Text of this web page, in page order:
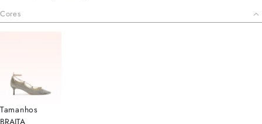
Cores
Tamanhos
BRAITA